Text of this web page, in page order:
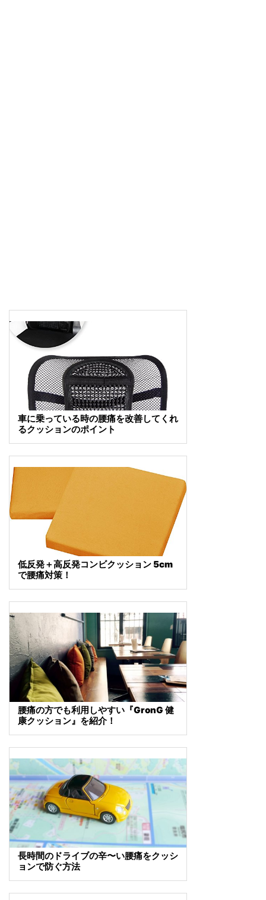
車に乗っている時の腰痛を改善してくれ
るクッションのポイント
低反発＋高反発コンビクッション 5cm
で腰痛対策！
腰痛の方でも利用しやすい『GronG 健
康クッション』を紹介！
長時間のドライブの辛〜い腰痛をクッシ
ョンで防ぐ方法